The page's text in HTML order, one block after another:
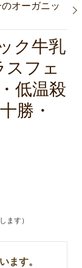
オーガニッ
ク牛乳
フェ
低温殺
勝・
ます）
ます。